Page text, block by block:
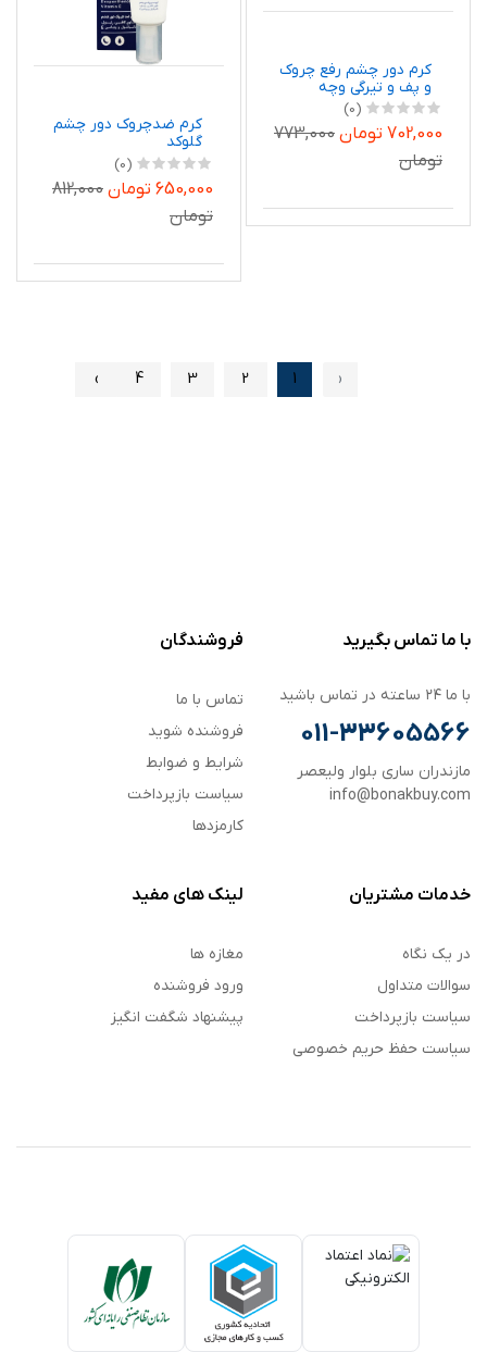
کرم دور چشم رفع چروک
و پف و تیرگی وچه
(0)
702,000 تومان
773,000
تومان
کرم ضدچروک دور چشم
گلوکد
(0)
650,000 تومان
812,000
تومان
‹
1
2
3
4
›
با ما تماس بگیرید
با ما ۲۴ ساعته در تماس باشید
011-33605566
مازندران ساری بلوار ولیعصر
info@bonakbuy.com
فروشندگان
تماس با ما
فروشنده شوید
شرایط و ضوابط
سیاست بازپرداخت
کارمزدها
خدمات مشتریان
در یک نگاه
سوالات متداول
سیاست بازپرداخت
سیاست حفظ حریم خصوصی
لینک های مفید
مغازه ها
ورود فروشنده
پیشنهاد شگفت انگیز